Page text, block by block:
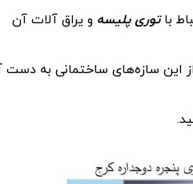
باتوری پلیسه و یراق آلات آن
این سازه‌های ساختمانی به دست